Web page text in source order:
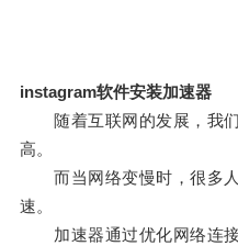
instagram软件安装加速器
随着互联网的发展，我们
高。
而当网络变慢时，很多人
速。
加速器通过优化网络连接